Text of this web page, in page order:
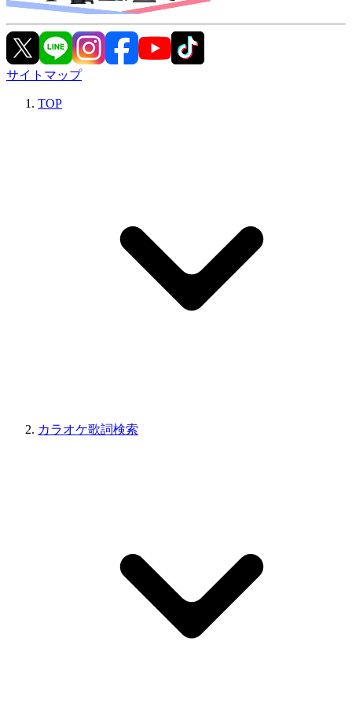
サイトマップ
TOP
カラオケ歌詞検索